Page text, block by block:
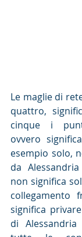
Le maglie di
quattro,
cinque i
ovvero
esempio solo,
da
non significa
collegamento
significa
di